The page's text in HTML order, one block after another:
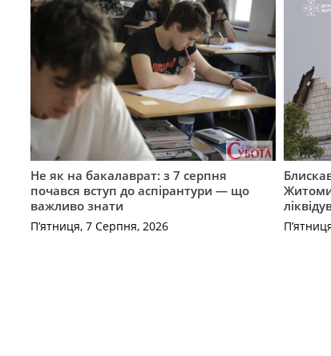
Не як на бакалаврат: з 7 серпня
почався вступ до аспірантури — що
важливо знати
П’ятниця, 7 Серпня, 2026